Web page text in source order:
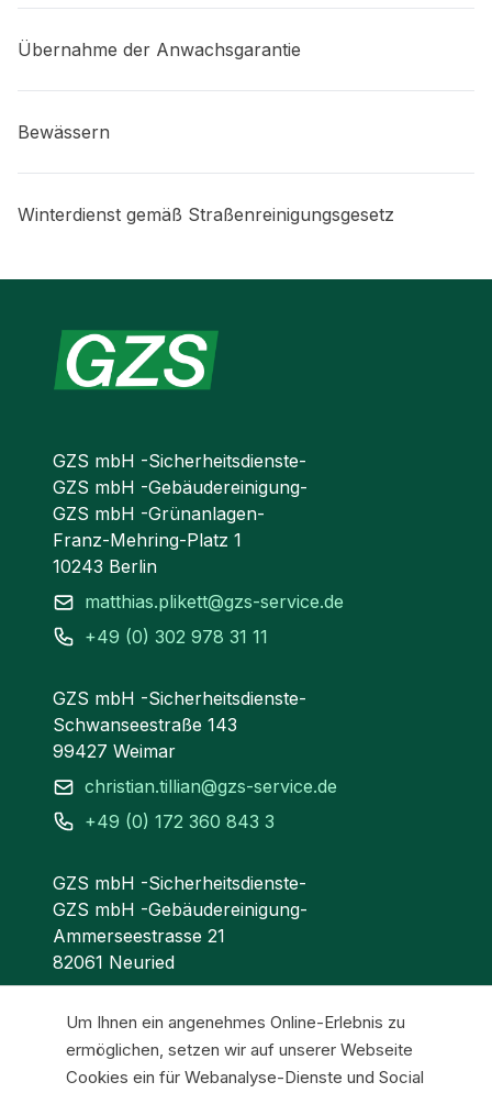
Übernahme der Anwachsgarantie
Bewässern
Winterdienst gemäß Straßenreinigungsgesetz
GZS mbH -Sicherheitsdienste-
GZS mbH -Gebäudereinigung-
GZS mbH -Grünanlagen-
Franz-Mehring-Platz 1
10243 Berlin
matthias.plikett@gzs-service.de
+49 (0) 302 978 31 11
GZS mbH -Sicherheitsdienste-
Schwanseestraße 143
99427 Weimar
christian.tillian@gzs-service.de
+49 (0) 172 360 843 3
GZS mbH -Sicherheitsdienste-
GZS mbH -Gebäudereinigung-
Ammerseestrasse 21
82061 Neuried
+49 (0) 178 8888 770
Um Ihnen ein angenehmes Online-Erlebnis zu
ermöglichen, setzen wir auf unserer Webseite
Cookies ein für Webanalyse-Dienste und Social